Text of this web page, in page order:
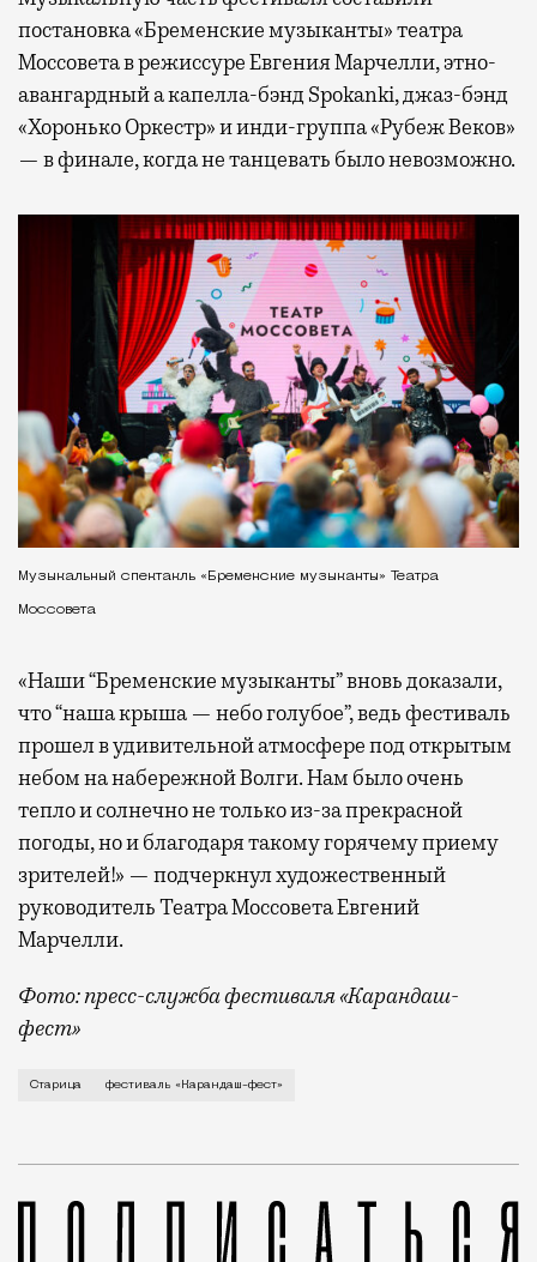
постановка «Бременские музыканты» театра
Моссовета в режиссуре Евгения Марчелли, этно-
авангардный а капелла-бэнд Spokanki, джаз-бэнд
«Хоронько Оркестр» и инди-группа «Рубеж Веков»
— в финале, когда не танцевать было невозможно.
Музыкальный спектакль «Бременские музыканты» Театра
Моссовета
«Наши “Бременские музыканты” вновь доказали,
что “наша крыша — небо голубое”, ведь фестиваль
прошел в удивительной атмосфере под открытым
небом на набережной Волги. Нам было очень
тепло и солнечно не только из-за прекрасной
погоды, но и благодаря такому горячему приему
зрителей!» — подчеркнул художественный
руководитель Театра Моссовета Евгений
Марчелли.
Фото: пресс-служба фестиваля «Карандаш-
фест»
В минувший уикенд маленькая Старица в
Старица фестиваль «Карандаш-фест»